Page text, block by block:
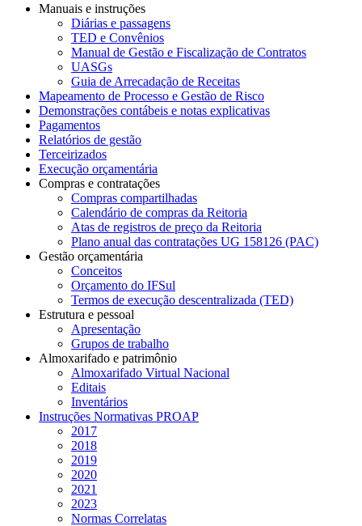
Manuais e instruções
Diárias e passagens
TED e Convênios
Manual de Gestão e Fiscalização de Contratos
UASGs
Guia de Arrecadação de Receitas
Mapeamento de Processo e Gestão de Risco
Demonstrações contábeis e notas explicativas
Pagamentos
Relatórios de gestão
Terceirizados
Execução orçamentária
Compras e contratações
Compras compartilhadas
Calendário de compras da Reitoria
Atas de registros de preço da Reitoria
Plano anual das contratações UG 158126 (PAC)
Gestão orçamentária
Conceitos
Orçamento do IFSul
Termos de execução descentralizada (TED)
Estrutura e pessoal
Apresentação
Grupos de trabalho
Almoxarifado e patrimônio
Almoxarifado Virtual Nacional
Editais
Inventários
Instruções Normativas PROAP
2017
2018
2019
2020
2021
2023
Normas Correlatas